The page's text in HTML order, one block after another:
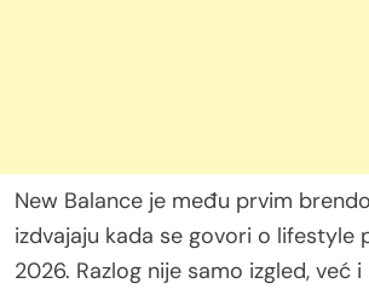
New Balance je među prvim
izdvajaju kada se govori o lifestyle
2026. Razlog nije samo izgled, već